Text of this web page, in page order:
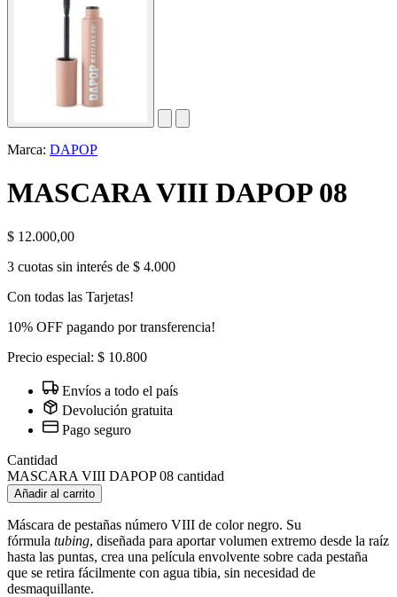
Marca: DAPOP
MASCARA VIII DAPOP 08
$ 12.000,00
3 cuotas sin interés de $ 4.000
Con todas las Tarjetas!
10% OFF pagando por transferencia!
Precio especial: $ 10.800
Envíos a todo el país
Devolución gratuita
Pago seguro
Cantidad
MASCARA VIII DAPOP 08 cantidad
Añadir al carrito
Máscara de pestañas número VIII de color negro. Su
fórmula tubing, diseñada para aportar volumen extremo desde la raíz
hasta las puntas, crea una película envolvente sobre cada pestaña
que se retira fácilmente con agua tibia, sin necesidad de
desmaquillante.